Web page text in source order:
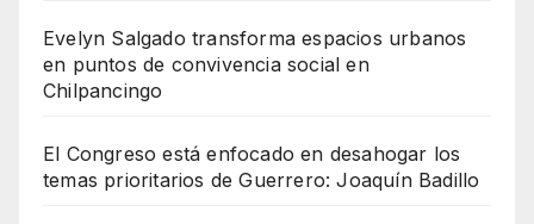
Evelyn Salgado transforma espacios urbanos
en puntos de convivencia social en
Chilpancingo
El Congreso está enfocado en desahogar los
temas prioritarios de Guerrero: Joaquín Badillo